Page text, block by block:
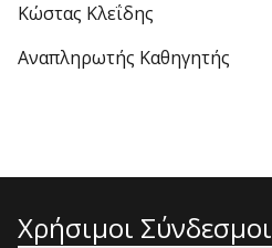
Κώστας Κλεΐδης
Αναπληρωτής Καθηγητής
Χρήσιμοι Σύνδεσμοι